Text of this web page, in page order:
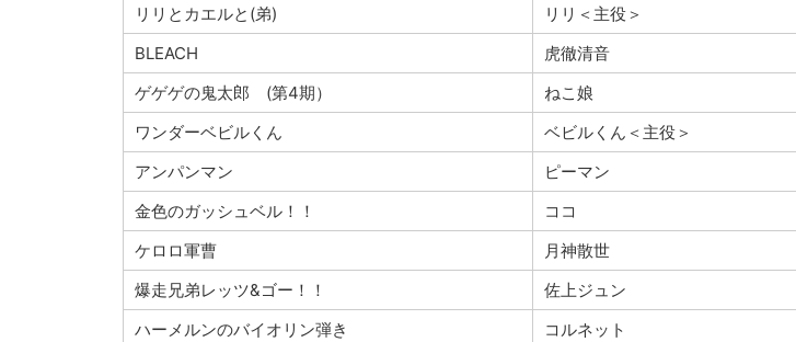
リリとカエルと(弟)
リリ＜主役＞
BLEACH
虎徹清音
ゲゲゲの鬼太郎 (第4期）
ねこ娘
ワンダーベビルくん
ベビルくん＜主役＞
アンパンマン
ピーマン
金色のガッシュベル！！
ココ
ケロロ軍曹
月神散世
爆走兄弟レッツ&ゴー！！
佐上ジュン
ハーメルンのバイオリン弾き
コルネット